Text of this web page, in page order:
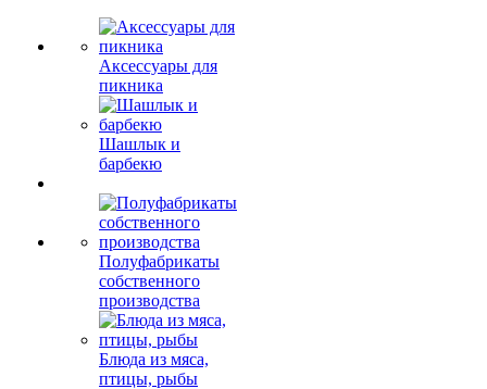
Аксессуары для
пикника
Шашлык и
барбекю
Полуфабрикаты
собственного
производства
Блюда из мяса,
птицы, рыбы